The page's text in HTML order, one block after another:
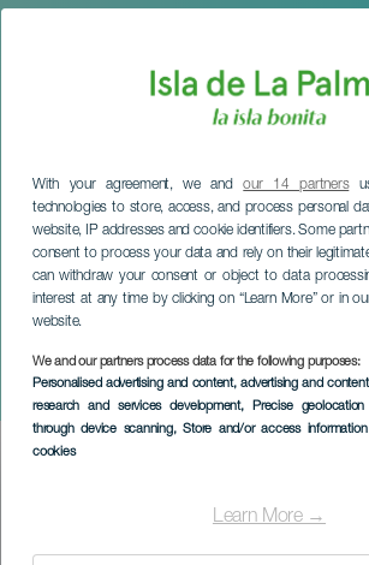
With your agreement, we andour 14 partners
technologies to store, access, and process personal
website, IP addresses and cookie identifiers. Some
consent to process your data and rely on their
can withdraw your consent or object to data
interest at any time by clicking on “Learn More” or in
website.
We and our partners process data for the following purposes:
Personalised advertising and content, advertising and
research and services development, Precise
through device scanning, Store and/or access
cookies
Learn More →
Gastromar
LA PALMA
Imagen